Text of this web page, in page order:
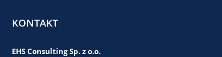
KONTAKT
EHS Consulting Sp. z o.o.